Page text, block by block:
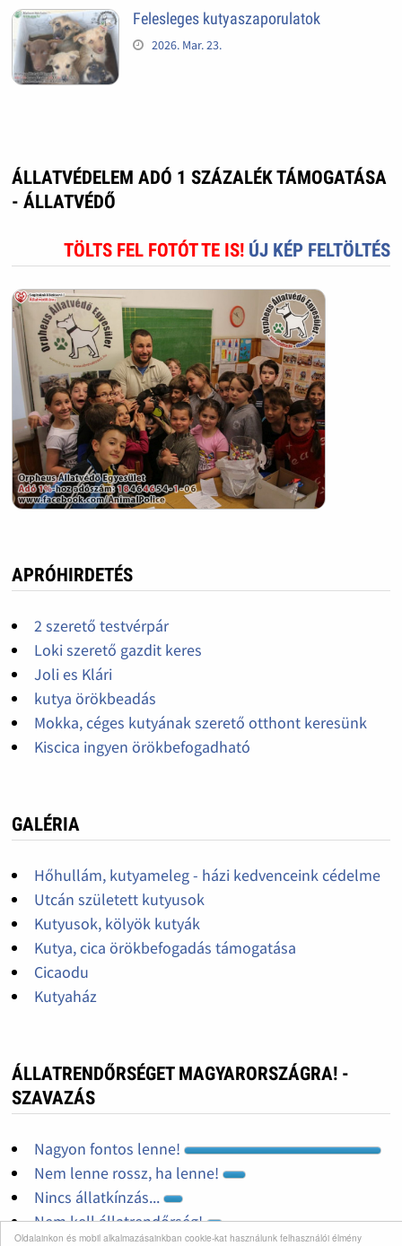
Oldalainkon és mobil alkalmazásainkban cookie-kat használunk felhasználói élmény
Felesleges kutyaszaporulatok
2026. Mar. 23.
ÁLLATVÉDELEM ADÓ 1 SZÁZALÉK TÁMOGATÁSA
- ÁLLATVÉDŐ
TÖLTS FEL FOTÓT TE IS! ÚJ KÉP FELTÖLTÉS
APRÓHIRDETÉS
2 szerető testvérpár
Loki szerető gazdit keres
Joli es Klári
kutya örökbeadás
Mokka, céges kutyának szerető otthont keresünk
Kiscica ingyen örökbefogadható
GALÉRIA
Hőhullám, kutyameleg - házi kedvenceink cédelme
Utcán született kutyusok
Kutyusok, kölyök kutyák
Kutya, cica örökbefogadás támogatása
Cicaodu
Kutyaház
ÁLLATRENDŐRSÉGET MAGYARORSZÁGRA! -
SZAVAZÁS
Nagyon fontos lenne!
Nem lenne rossz, ha lenne!
Nincs állatkínzás...
Nem kell állatrendőrség!